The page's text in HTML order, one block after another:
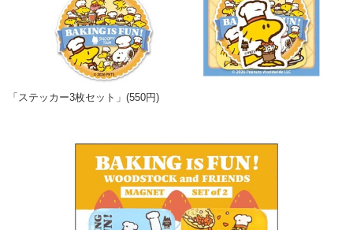
「ステッカー3枚セット」(550円)